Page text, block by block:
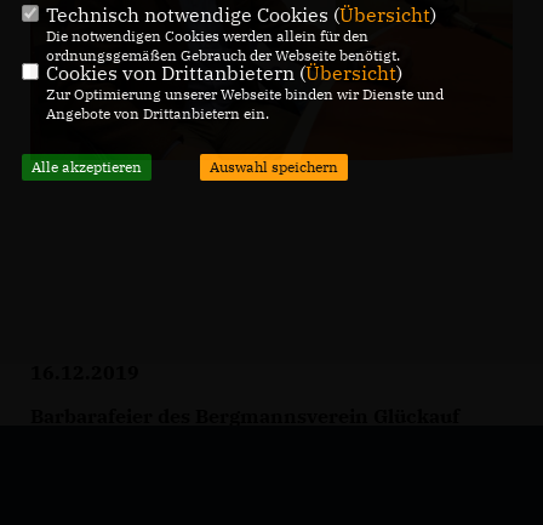
Technisch notwendige Cookies (Übersicht)
Die notwendigen Cookies werden allein für den
ordnungsgemäßen Gebrauch der Webseite benötigt.
Cookies von Drittanbietern (Übersicht)
Zur Optimierung unserer Webseite binden wir Dienste und
Angebote von Drittanbietern ein.
Alle akzeptieren Auswahl speichern